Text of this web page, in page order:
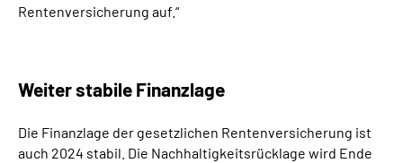
Rentenversicherung auf.“
Weiter stabile Finanzlage
Die Finanzlage der gesetzlichen Rentenversicherung ist
auch 2024 stabil. Die Nachhaltigkeitsrücklage wird Ende